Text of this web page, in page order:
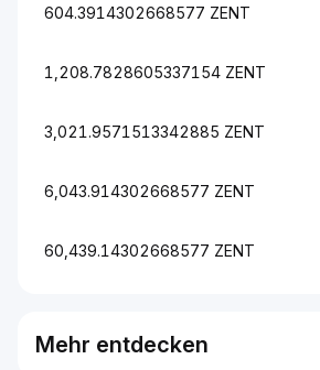
604.3914302668577 ZENT
1,208.7828605337154 ZENT
3,021.9571513342885 ZENT
6,043.914302668577 ZENT
60,439.14302668577 ZENT
Mehr entdecken